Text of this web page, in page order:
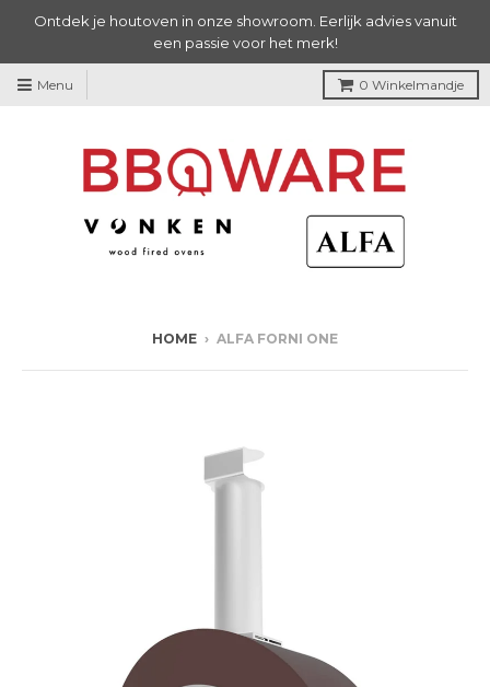
Ontdek je houtoven in onze showroom. Eerlijk advies vanuit
een passie voor het merk!
Menu 0 Winkelmandje
HOME › ALFA FORNI ONE